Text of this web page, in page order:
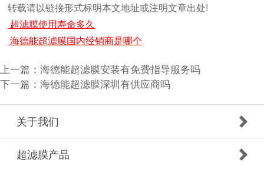
转载请以链接形式标明本文地址或注明文章出处!
超滤膜使用寿命多久
海德能超滤膜国内经销商是哪个
上一篇： 海德能超滤膜安装有免费指导服务吗
下一篇： 海德能超滤膜深圳有供应商吗
关于我们
超滤膜产品